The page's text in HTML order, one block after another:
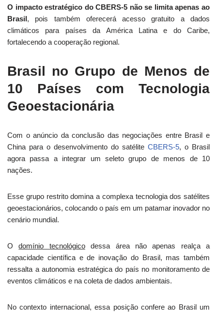
O impacto estratégico do CBERS-5 não se limita apenas ao
Brasil, pois também oferecerá acesso gratuito a dados
climáticos para países da América Latina e do Caribe,
fortalecendo a cooperação regional.
Brasil no Grupo de Menos de
10 Países com Tecnologia
Geoestacionária
Com o anúncio da conclusão das negociações entre Brasil e
China para o desenvolvimento do satélite CBERS-5, o Brasil
agora passa a integrar um seleto grupo de menos de 10
nações.
Esse grupo restrito domina a complexa tecnologia dos satélites
geoestacionários, colocando o país em um patamar inovador no
cenário mundial.
Odomínio tecnológicodessa área não apenas realça a
capacidade científica e de inovação do Brasil, mas também
ressalta a autonomia estratégica do país no monitoramento de
eventos climáticos e na coleta de dados ambientais.
No contexto internacional, essa posição confere ao Brasil um